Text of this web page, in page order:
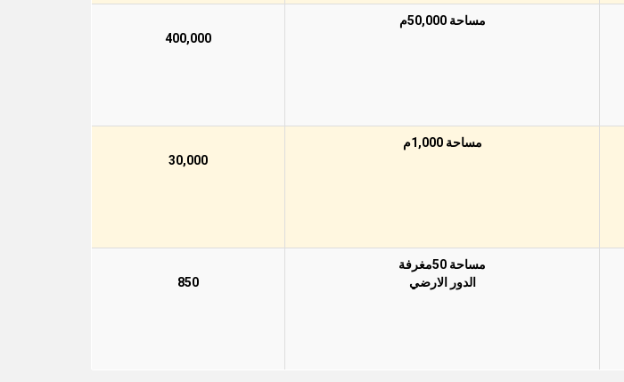
مساحة 50,000م
400,000
مساحة 1,000م
30,000
مساحة 50مغرفة
الدور اﻻرضي
850